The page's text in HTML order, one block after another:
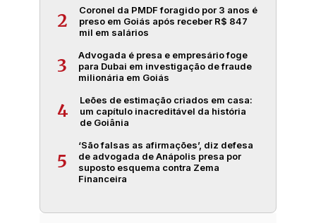
2
Coronel da PMDF foragido por 3 anos é
preso em Goiás após receber R$ 847
mil em salários
3
Advogada é presa e empresário foge
para Dubai em investigação de fraude
milionária em Goiás
4
Leões de estimação criados em casa:
um capítulo inacreditável da história
de Goiânia
5
‘São falsas as afirmações’, diz defesa
de advogada de Anápolis presa por
suposto esquema contra Zema
Financeira